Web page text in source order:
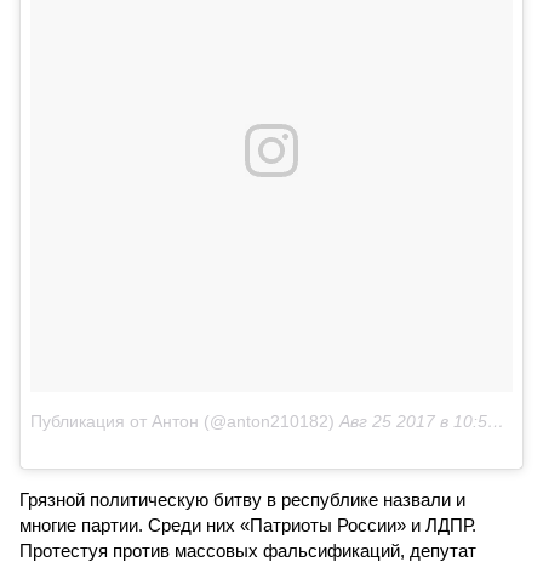
Публикация от Антон (@anton210182) Авг 25 2017 в 10:50 PDT
Грязной политическую битву в республике назвали и
многие партии. Среди них «Патриоты России» и ЛДПР.
Протестуя против массовых фальсификаций, депутат